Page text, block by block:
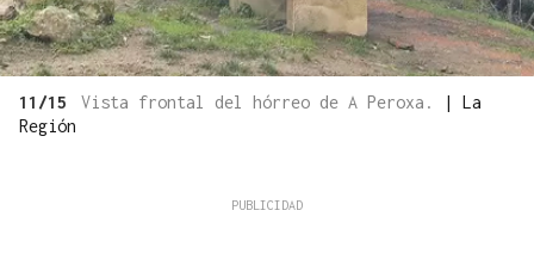
11/15 Vista frontal del hórreo de A Peroxa. | La
Región